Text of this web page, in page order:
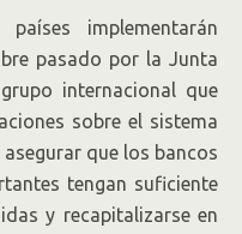
implementarán
pasado por la Junta
internacional que
sobre el sistema
que los bancos
tengan suficiente
y recapitalizarse en